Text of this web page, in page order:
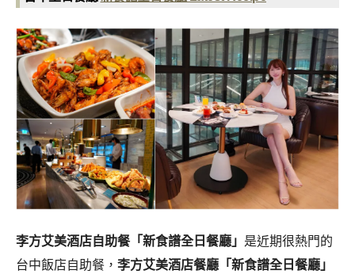
李方艾美酒店自助餐「新食譜全日餐廳」 是近期很熱門的
台中飯店自助餐， 李方艾美酒店餐廳「新食譜全日餐廳」